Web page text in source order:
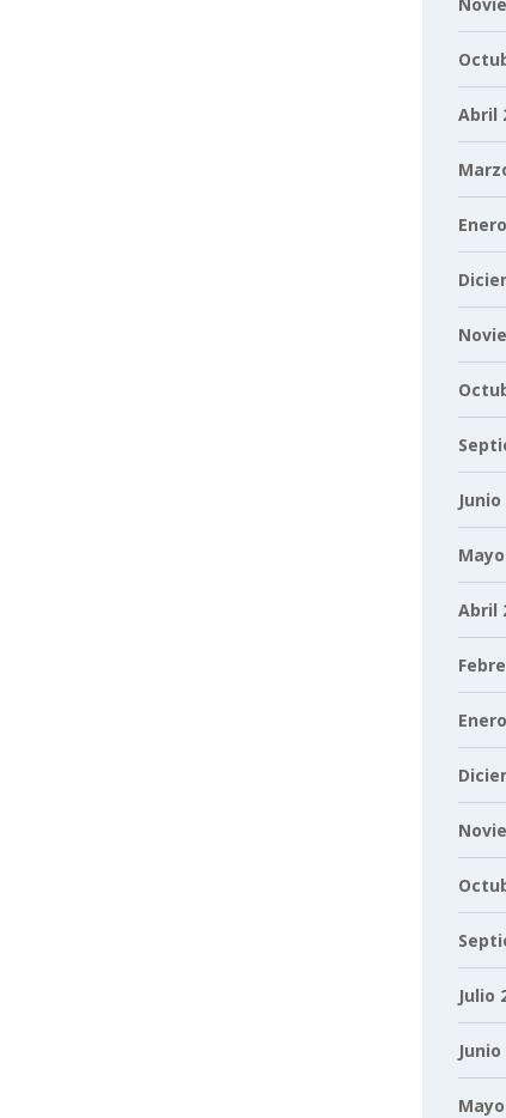
Abril
Junio
Abril
Julio
Junio